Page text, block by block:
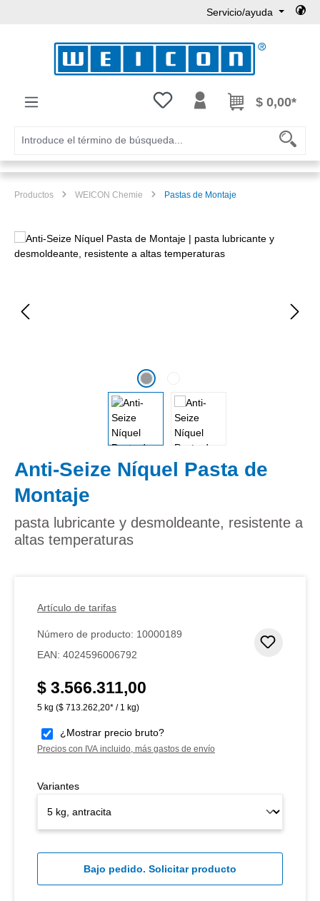
Servicio/ayuda
Tienes 0 artículos en tu lista de
$ 0,00*
Productos WEICON Chemie Pastas de Montaje
Omitir galería de imágenes
Anti-Seize Níquel Pasta de
Montaje
pasta lubricante y desmoldeante, resistente a
altas temperaturas
Artículo de tarifas
Número de producto: 10000189
EAN: 4024596006792
Precio normal:
$ 3.566.311,00
5 kg ($ 713.262,20* / 1 kg)
¿Mostrar precio bruto?
Precios con IVA incluido, más gastos de envío
Variantes
Bajo pedido. Solicitar producto